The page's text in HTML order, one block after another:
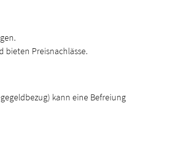
bieten Preisnachlässe.
kann eine Befreiung